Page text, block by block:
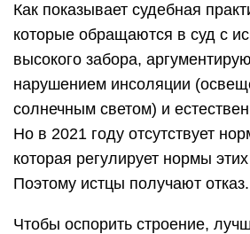
Как показывает судебная
которые обращаются в суд с
высокого забора,
нарушением инсоляции
солнечным светом) и
Но в 2021 году отсутствует
которая регулирует нормы
Поэтому истцы получают отказ.
Чтобы оспорить строение,